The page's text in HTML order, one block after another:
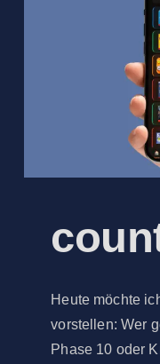
Heute möchte
vorstellen: Wer
Phase 10 oder